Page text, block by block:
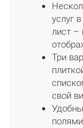
услуг
лист –
Три
свой